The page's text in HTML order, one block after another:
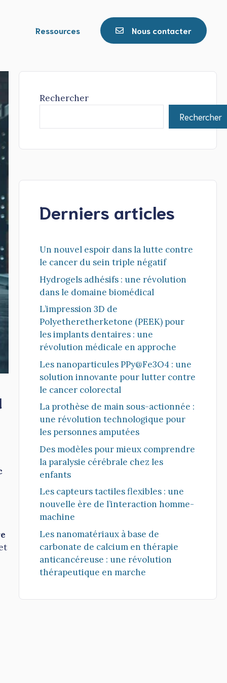
Ressources Nous contacter
Rechercher
Rechercher
Derniers articles
Un nouvel espoir dans la lutte contre
le cancer du sein triple négatif
Hydrogels adhésifs : une révolution
dans le domaine biomédical
L’impression 3D de
Polyetheretherketone (PEEK) pour
les implants dentaires : une
révolution médicale en approche
Les nanoparticules PPy@Fe3O4 : une
solution innovante pour lutter contre
le cancer colorectal
La prothèse de main sous-actionnée :
une révolution technologique pour
les personnes amputées
Des modèles pour mieux comprendre
la paralysie cérébrale chez les
enfants
Les capteurs tactiles flexibles : une
nouvelle ère de l’interaction homme-
machine
Les nanomatériaux à base de
carbonate de calcium en thérapie
anticancéreuse : une révolution
thérapeutique en marche